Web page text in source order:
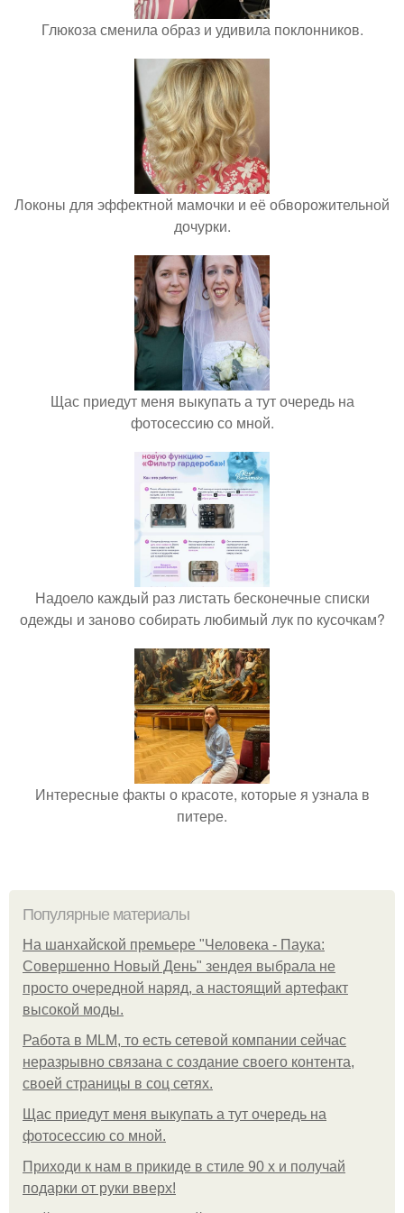
Глюкоза сменила образ и удивила поклонников.
Локоны для эффектной мамочки и её обворожительной
дочурки.
Щас приедут меня выкупать а тут очередь на
фотосессию со мной.
Надоело каждый раз листать бесконечные списки
одежды и заново собирать любимый лук по кусочкам?
Интересные факты о красоте, которые я узнала в
питере.
Популярные материалы
На шанхайской премьере "Человека - Паука:
Совершенно Новый День" зендея выбрала не
просто очередной наряд, а настоящий артефакт
высокой моды.
Работа в MLM, то есть сетевой компании сейчас
неразрывно связана с создание своего контента,
своей страницы в соц сетях.
Щас приедут меня выкупать а тут очередь на
фотосессию со мной.
Приходи к нам в прикиде в стиле 90 х и получай
подарки от руки вверх!